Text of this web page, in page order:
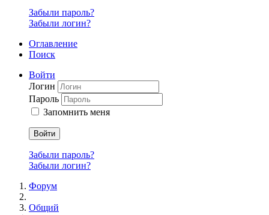
Забыли пароль?
Забыли логин?
Оглавление
Поиск
Войти
Логин
Пароль
Запомнить меня
Войти
Забыли пароль?
Забыли логин?
Форум
Общий